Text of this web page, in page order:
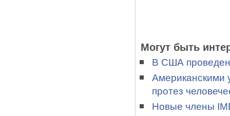
Могут быть
В США
Американскими
протез
Новые члены